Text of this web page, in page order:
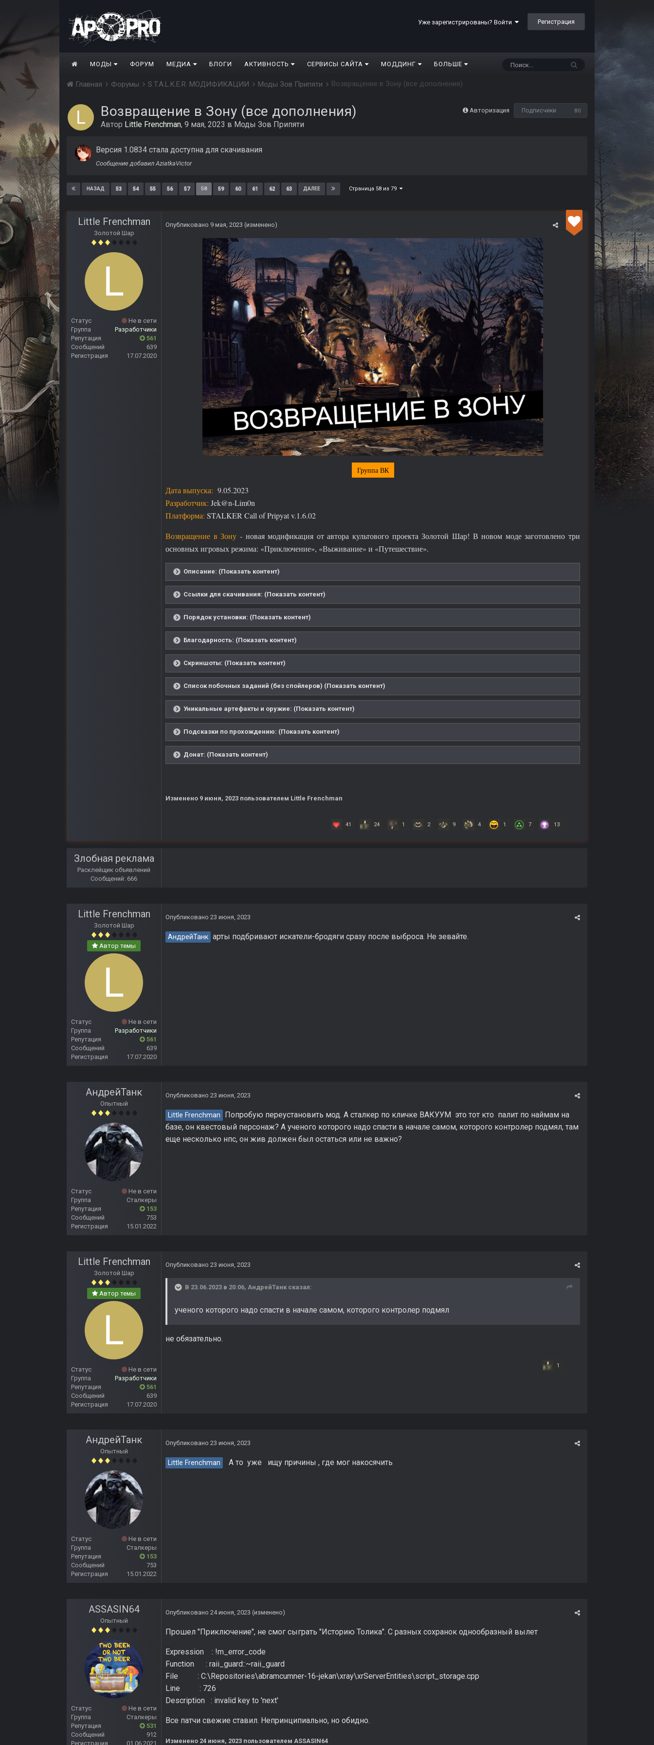
Уже зарегистрированы? Войти Регистрация
МОДЫ ФОРУМ МЕДИА БЛОГИ АКТИВНОСТЬ СЕРВИСЫ САЙТА МОДДИНГ БОЛЬШЕ
Главная Форумы S.T.A.L.K.E.R. МОДИФИКАЦИИ Моды Зов Припяти Возвращение в Зону (все дополнения)
Авторизация Подписчики 80
Возвращение в Зону (все дополнения)
Автор Little Frenchman, 9 мая, 2023 в Моды Зов Припяти
Версия 1.0834 стала доступна для скачивания
Сообщение добавил AziatkaVictor
НАЗАД 53 54 55 56 57 58 59 60 61 62 63 ДАЛЕЕ Страница 58 из 79
Little Frenchman
Золотой Шар
Статус
Не в сети
Группа
Разработчики
Репутация
561
Сообщений
639
Регистрация
17.07.2020
Опубликовано 9 мая, 2023 (изменено)
Группа ВК
Дата выпуска: 9.05.2023
Разработчик: Jek@n-Lim0n
Платформа: STALKER Call of Pripyat v.1.6.02
Возвращение в Зону - новая модификация от автора культового проекта Золотой Шар! В новом моде заготовлено три
основных игровых режима: «Приключение», «Выживание» и «Путешествие».
Описание: (Показать контент)
Ссылки для скачивания: (Показать контент)
Порядок установки: (Показать контент)
Благодарность: (Показать контент)
Скриншоты: (Показать контент)
Список побочных заданий (без спойлеров) (Показать контент)
Уникальные артефакты и оружие: (Показать контент)
Подсказки по прохождению: (Показать контент)
Донат: (Показать контент)
Изменено 9 июня, 2023 пользователем Little Frenchman
41 24 1 2 9 4 1 7 13
Злобная реклама
Расклейщик объявлений
Сообщений: 666
Little Frenchman
Золотой Шар
Автор темы
Статус
Не в сети
Группа
Разработчики
Репутация
561
Сообщений
639
Регистрация
17.07.2020
Опубликовано 23 июня, 2023
АндрейТанк арты подбривают искатели-бродяги сразу после выброса. Не зевайте.
АндрейТанк
Опытный
Статус
Не в сети
Группа
Сталкеры
Репутация
153
Сообщений
753
Регистрация
15.01.2022
Опубликовано 23 июня, 2023
Little Frenchman
Попробую переустановить мод. А сталкер по кличке ВАКУУМ это тот кто палит по наймам на
базе, он квестовый персонаж? А ученого которого надо спасти в начале самом, которого контролер подмял, там
еще несколько нпс, он жив должен был остаться или не важно?
Little Frenchman
Золотой Шар
Автор темы
Статус
Не в сети
Группа
Разработчики
Репутация
561
Сообщений
639
Регистрация
17.07.2020
Опубликовано 23 июня, 2023
В 23.06.2023 в 20:06, АндрейТанк сказал:
ученого которого надо спасти в начале самом, которого контролер подмял
не обязательно.
1
АндрейТанк
Опытный
Статус
Не в сети
Группа
Сталкеры
Репутация
153
Сообщений
753
Регистрация
15.01.2022
Опубликовано 23 июня, 2023
Little Frenchman А то уже ищу причины , где мог накосячить
ASSASIN64
Опытный
Статус
Не в сети
Группа
Сталкеры
Репутация
531
Сообщений
912
Регистрация
01.06.2021
Опубликовано 24 июня, 2023 (изменено)
Прошел "Приключение", не смог сыграть "Историю Толика". С разных сохранок однообразный вылет
Expression : !m_error_code
Function : raii_guard::~raii_guard
File : C:\Repositories\abramcumner-16-jekan\xray\xrServerEntities\script_storage.cpp
Line : 726
Description : invalid key to 'next'
Все патчи свежие ставил. Непринципиально, но обидно.
Изменено 24 июня, 2023 пользователем ASSASIN64